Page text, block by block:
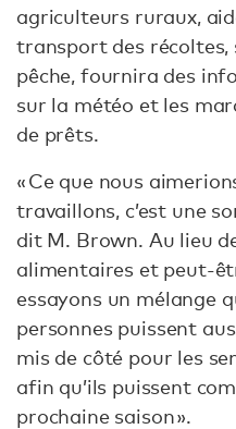
agriculteurs ruraux,
transport des récoltes,
pêche, fournira des
sur la météo et les
de prêts.
« Ce que nous
travaillons, c’est une
dit M. Brown. Au lieu
alimentaires et peut-
essayons un mélange
personnes puissent
mis de côté pour les
afin qu’ils puissent
prochaine saison ».